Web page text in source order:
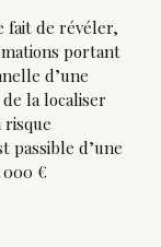
fait de révéler,
portant
d’une
la localiser
risque
passible d’une
000 €